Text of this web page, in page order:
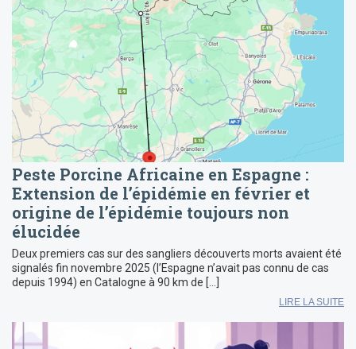
Peste Porcine Africaine en Espagne :
Extension de l’épidémie en février et
origine de l’épidémie toujours non
élucidée
Deux premiers cas sur des sangliers découverts morts avaient été
signalés fin novembre 2025 (l’Espagne n’avait pas connu de cas
depuis 1994) en Catalogne à 90 km de […]
LIRE LA SUITE